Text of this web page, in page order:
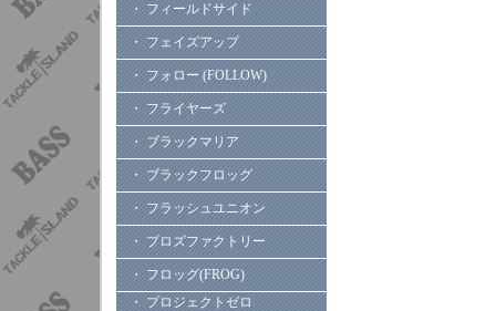
・ フィールドサイド
・ フェイズアップ
・ フォロー (FOLLOW)
・ フライヤーズ
・ ブラックマリア
・ ブラックフロッグ
・ フラッシュユニオン
・ プロズファクトリー
・ フロッグ(FROG)
・ プロジェクトゼロ